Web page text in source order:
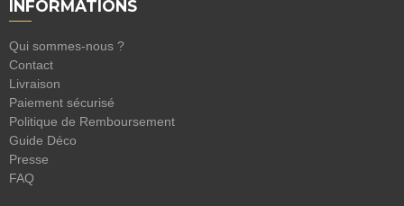
INFORMATIONS
Qui sommes-nous ?
Contact
Livraison
Paiement sécurisé
Politique de Remboursement
Guide Déco
Presse
FAQ